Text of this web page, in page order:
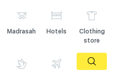
Madrasah Hotels
Clothing
store